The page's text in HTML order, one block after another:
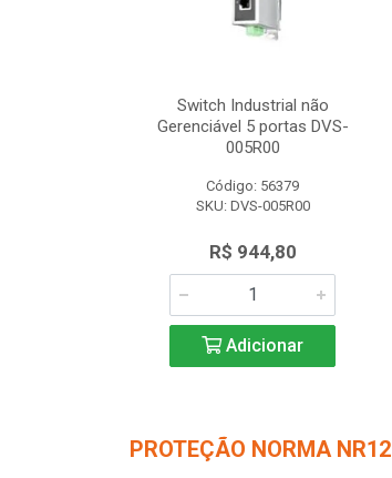
Switch Industrial não
Gerenciável 5 portas DVS-
005R00
Código: 56379
SKU: DVS-005R00
R$ 944,80
Adicionar
PROTEÇÃO NORMA NR12